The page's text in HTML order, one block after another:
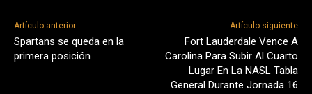
Artículo anterior
Spartans se queda en la
primera posición
Artículo siguiente
Fort Lauderdale Vence A
Carolina Para Subir Al Cuarto
Lugar En La NASL Tabla
General Durante Jornada 16